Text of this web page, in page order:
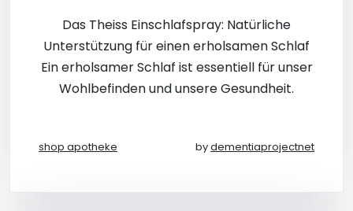
Das Theiss Einschlafspray: Natürliche
Unterstützung für einen erholsamen Schlaf
Ein erholsamer Schlaf ist essentiell für unser
Wohlbefinden und unsere Gesundheit.
shop apotheke bydementiaprojectnet